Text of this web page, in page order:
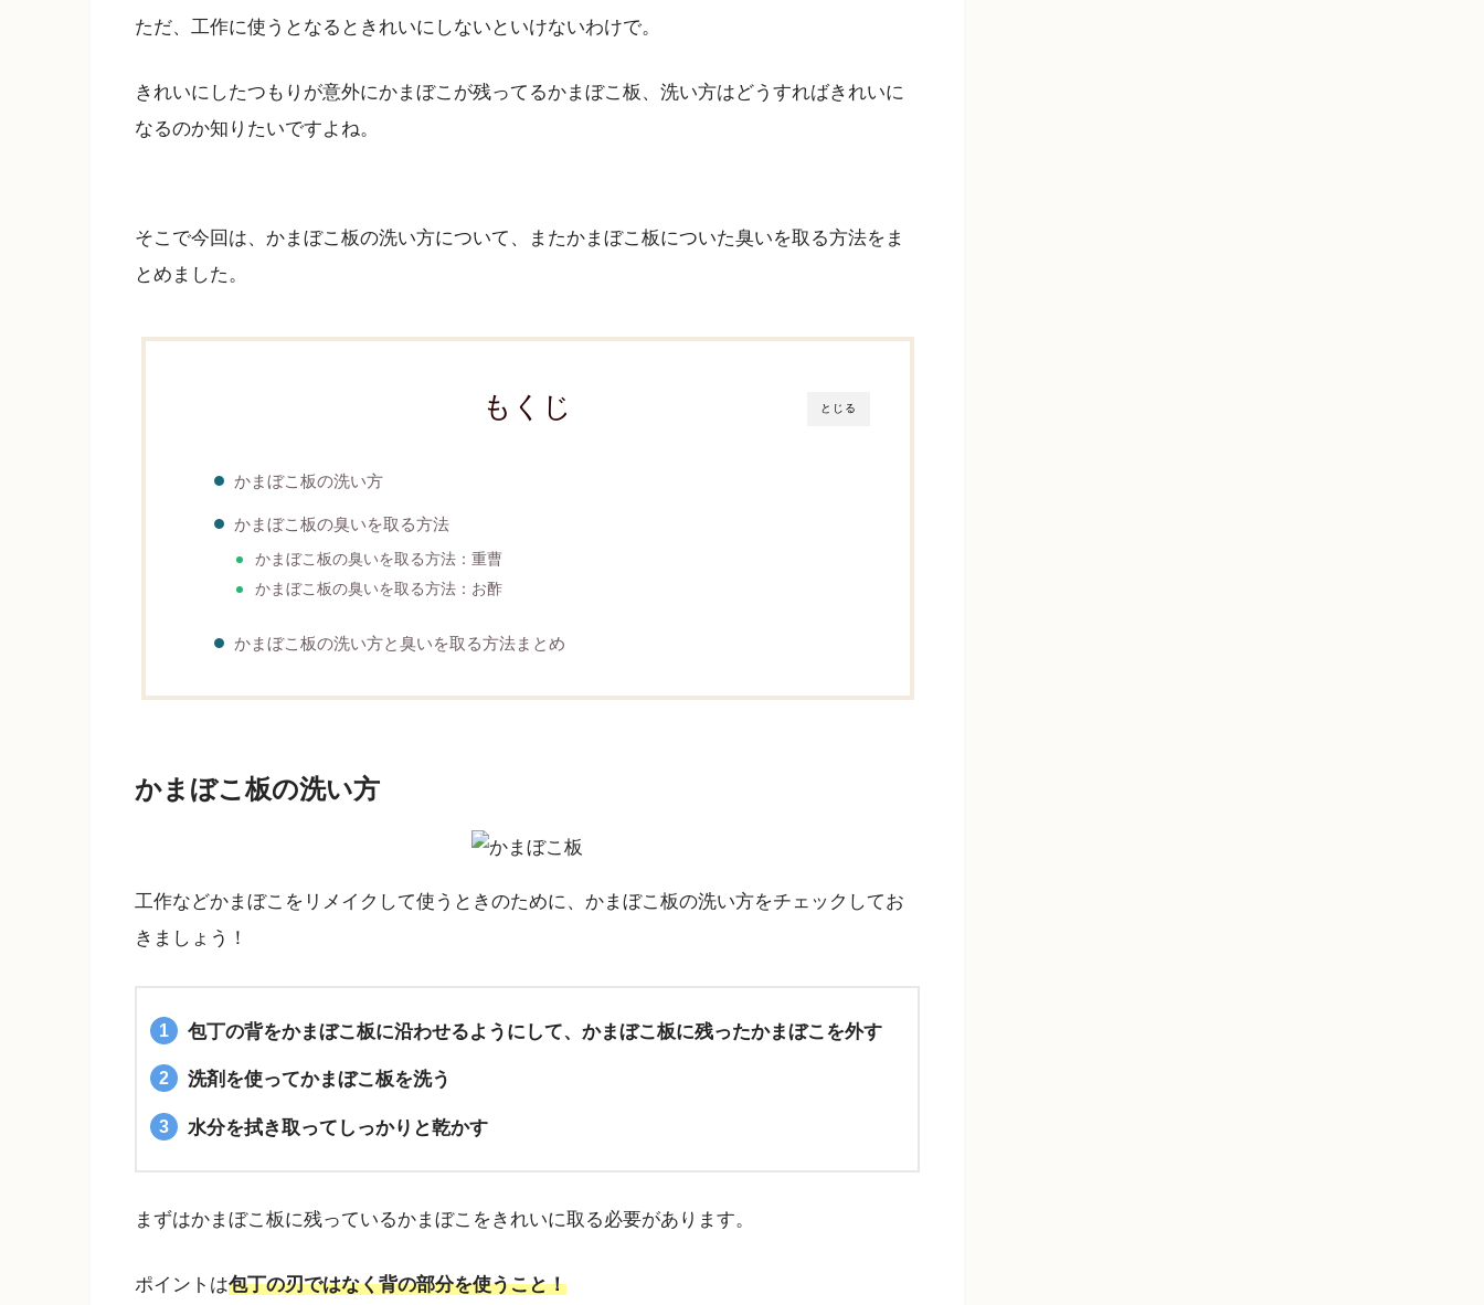
ただ、工作に使うとなるときれいにしないといけないわけで。
きれいにしたつもりが意外にかまぼこが残ってるかまぼこ板、洗い方はどうすればきれいに
なるのか知りたいですよね。
そこで今回は、かまぼこ板の洗い方について、またかまぼこ板についた臭いを取る方法をま
とめました。
とじる
もくじ
かまぼこ板の洗い方
かまぼこ板の臭いを取る方法
かまぼこ板の臭いを取る方法：重曹
かまぼこ板の臭いを取る方法：お酢
かまぼこ板の洗い方と臭いを取る方法まとめ
かまぼこ板の洗い方
工作などかまぼこをリメイクして使うときのために、かまぼこ板の洗い方をチェックしてお
きましょう！
包丁の背をかまぼこ板に沿わせるようにして、かまぼこ板に残ったかまぼこを外す
洗剤を使ってかまぼこ板を洗う
水分を拭き取ってしっかりと乾かす
まずはかまぼこ板に残っているかまぼこをきれいに取る必要があります。
ポイントは包丁の刃ではなく背の部分を使うこと！